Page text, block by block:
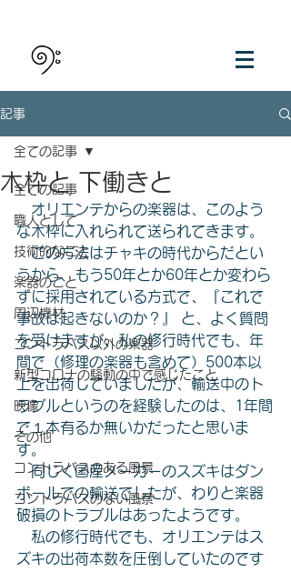
記事
全ての記事
職人として
技術的なこと
楽器のこと
周辺機材
コントラバス以外の楽器
新型コロナの騒動の中で感じたこと
映像
その他
コントラバスのある風景
コントラバスのない風景
全ての記事
木枠と 下働きと
オリエンテからの楽器は、このよう
な木枠に入れられて送られてきます。
この方法はチャキの時代からだとい
うから、もう50年とか60年とか変わら
ずに採用されている方式で、『これで
事故は起きないのか？』 と、よく質問
を受けますが、私の修行時代でも、年
間で（修理の楽器も含めて）500本以
上を出荷していましたが、輸送中のト
ラブルというのを経験したのは、1年間
で１本有るか無いかだったと思いま
す。
同じく国産メーカーのスズキはダン
ボールでの輸送でしたが、わりと楽器
破損のトラブルはあったようです。
私の修行時代でも、オリエンテはス
ズキの出荷本数を圧倒していたのです